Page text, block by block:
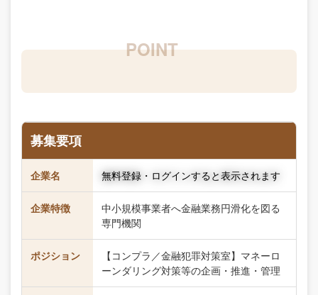
募集要項
企業名 無料登録・ログインすると表示されます
企業特徴
中小規模事業者へ金融業務円滑化を図る
専門機関
ポジション
【コンプラ／金融犯罪対策室】マネーロ
ーンダリング対策等の企画・推進・管理